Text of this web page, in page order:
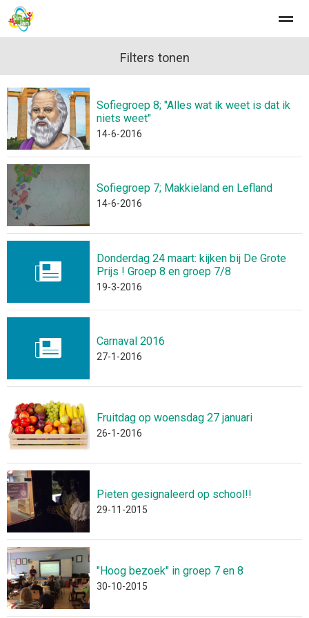
Home Zoeken Nieuws Agenda
Filters tonen
Sofiegroep 8; "Alles wat ik weet is dat ik
niets weet"
14-6-2016
Sofiegroep 7; Makkieland en Lefland
14-6-2016
Donderdag 24 maart: kijken bij De Grote
Prijs ! Groep 8 en groep 7/8
19-3-2016
Carnaval 2016
27-1-2016
Fruitdag op woensdag 27 januari
26-1-2016
Pieten gesignaleerd op school!!
29-11-2015
"Hoog bezoek" in groep 7 en 8
30-10-2015